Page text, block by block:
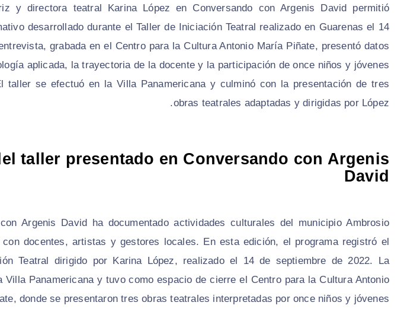
y directora teatral Karina López en Conversando con Argenis David permitió
desarrollado durante el Taller de Iniciación Teatral realizado en Guarenas el 14
grabada en el Centro para la Cultura Antonio María Piñate, presentó datos
aplicada, la trayectoria de la docente y la participación de once niños y jóvenes
taller se efectuó en la Villa Panamericana y culminó con la presentación de tres
obras teatrales adaptadas y dirigidas por López.
taller presentado en Conversando con Argenis
David
Argenis David ha documentado actividades culturales del municipio Ambrosio
docentes, artistas y gestores locales. En esta edición, el programa registró el
Teatral dirigido por Karina López, realizado el 14 de septiembre de 2022. La
Panamericana y tuvo como espacio de cierre el Centro para la Cultura Antonio
donde se presentaron tres obras teatrales interpretadas por once niños y jóvenes.